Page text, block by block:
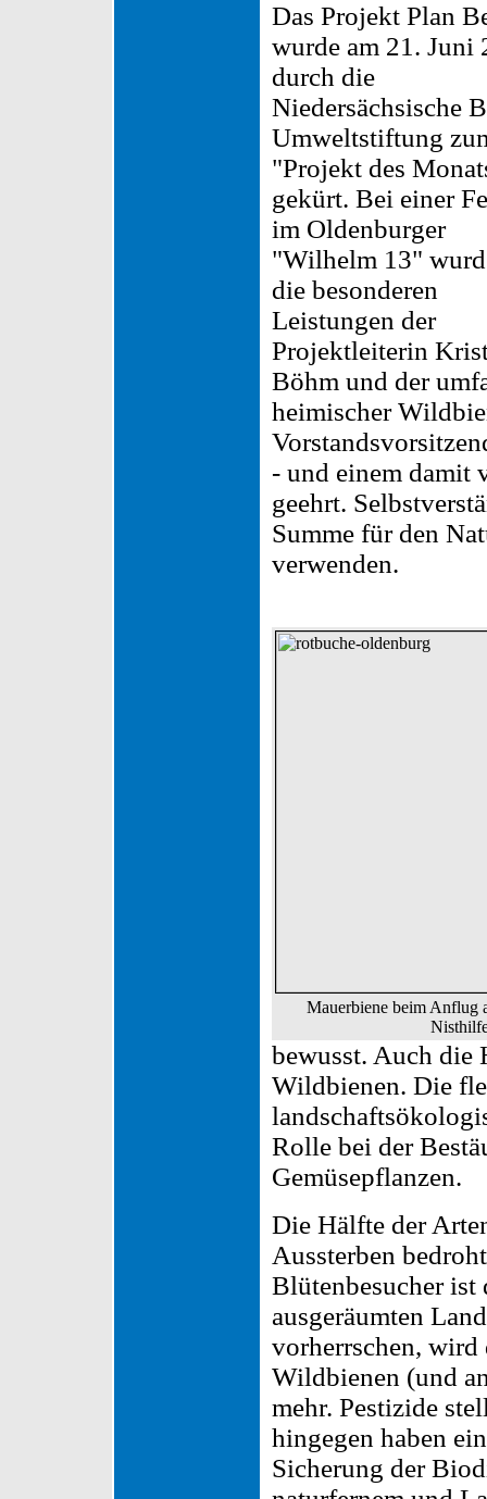
Das Projekt Plan
wurde am 21. Juni
durch die
Niedersächsische
Umweltstiftung
"Projekt des
gekürt. Bei einer
im Oldenburger
"Wilhelm 13"
die besonderen
Leistungen der
Projektleiterin
Böhm und der
heimischer
- und einem damit
geehrt.
Summe für den
verwenden.
Mauerbiene beim Anflug
bewusst. Auch die
Wildbienen. Die
Rolle bei der
Gemüsepflanzen.
Die Hälfte der
Aussterben
Blütenbesucher
ausgeräumten
vorherrschen, wird
Wildbienen (und
mehr. Pestizide
hingegen haben
Sicherung der